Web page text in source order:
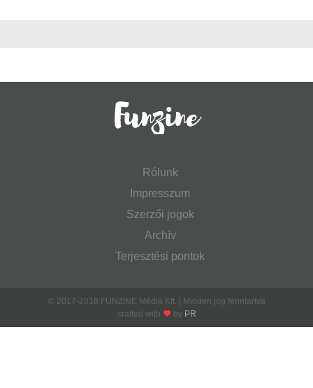
Rólunk
Impresszum
Szerzői jogok
Archív
Terjesztési pontok
© 2017-2018 FUNZINE Média Kft. | Minden jog fenntartva
crafted with
by PR